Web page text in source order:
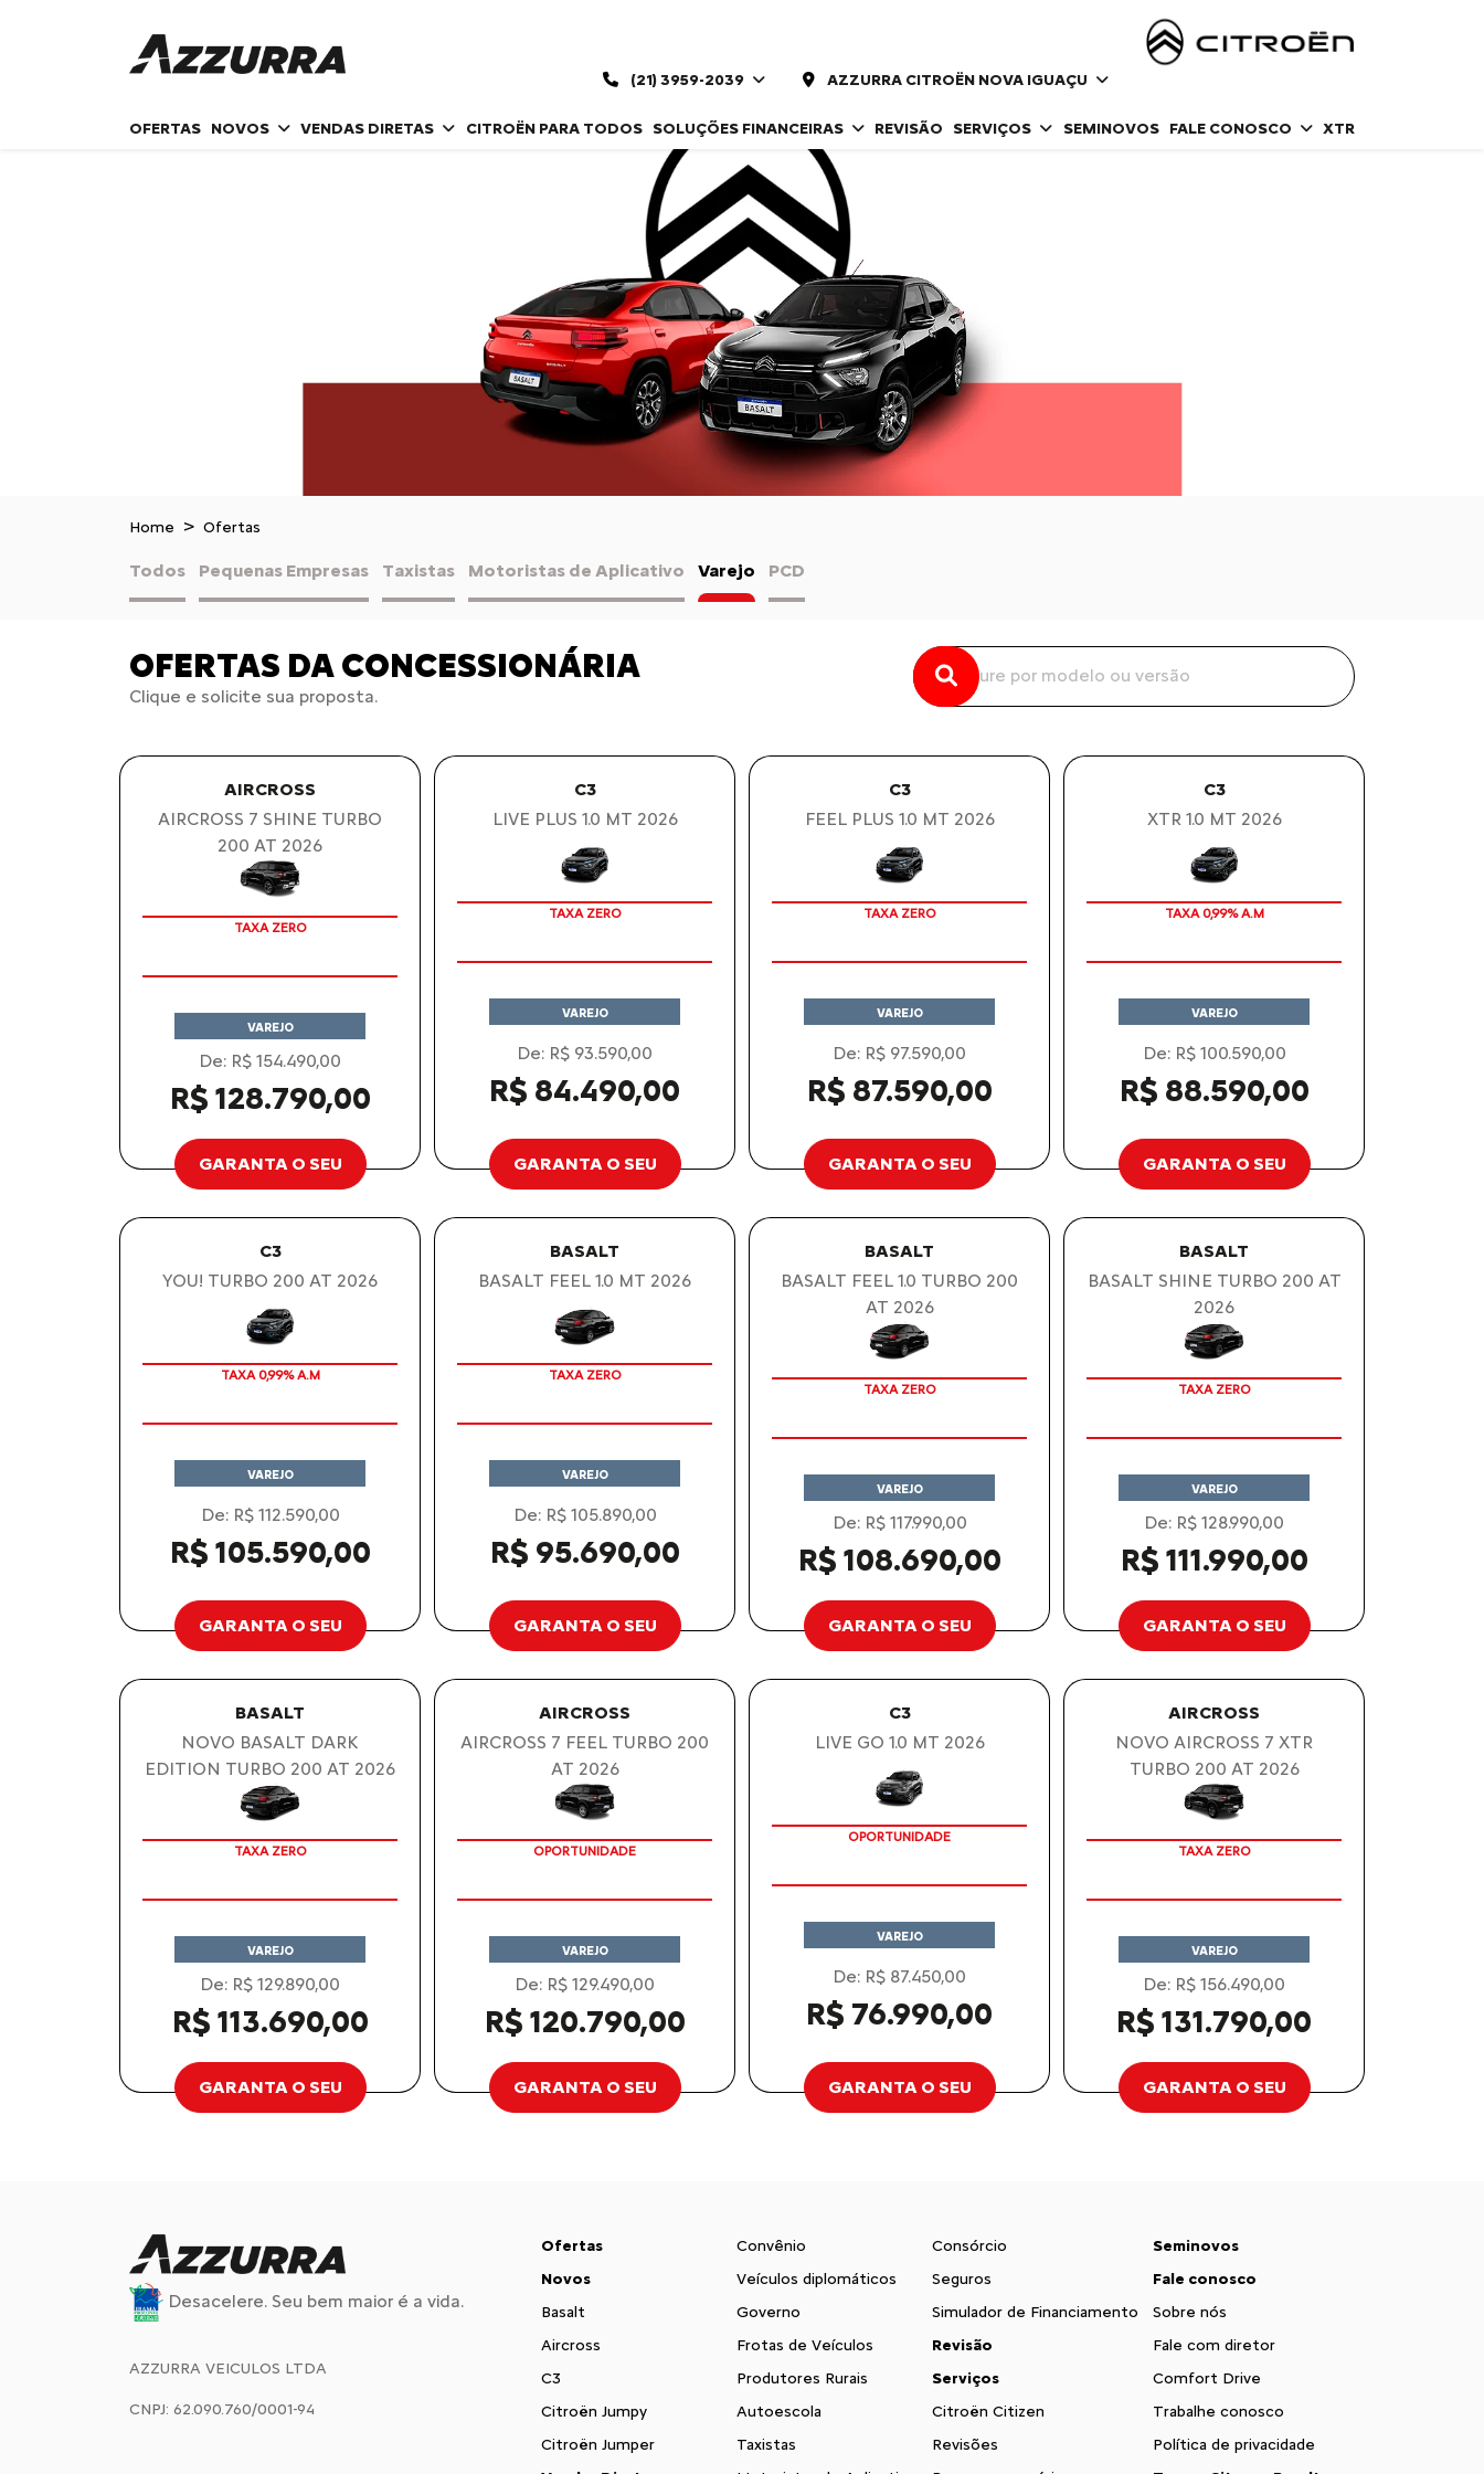
(21) 3959-2039 AZZURRA CITROËN NOVA IGUAÇU
OFERTAS NOVOS VENDAS DIRETAS CITROËN PARA TODOS SOLUÇÕES FINANCEIRAS REVISÃO SERVIÇOS SEMINOVOS FALE CONOSCO XTR
Home Ofertas
Todos Pequenas Empresas Taxistas Motoristas de Aplicativo Varejo PCD
OFERTAS DA CONCESSIONÁRIA
Clique e solicite sua proposta.
AIRCROSS
AIRCROSS 7 SHINE TURBO
200 AT 2026
TAXA ZERO
VAREJO
De: R$ 154.490,00
R$ 128.790,00
GARANTA O SEU
C3
LIVE PLUS 1.0 MT 2026
TAXA ZERO
VAREJO
De: R$ 93.590,00
R$ 84.490,00
GARANTA O SEU
C3
FEEL PLUS 1.0 MT 2026
TAXA ZERO
VAREJO
De: R$ 97.590,00
R$ 87.590,00
GARANTA O SEU
C3
XTR 1.0 MT 2026
TAXA 0,99% A.M
VAREJO
De: R$ 100.590,00
R$ 88.590,00
GARANTA O SEU
C3
YOU! TURBO 200 AT 2026
TAXA 0,99% A.M
VAREJO
De: R$ 112.590,00
R$ 105.590,00
GARANTA O SEU
BASALT
BASALT FEEL 1.0 MT 2026
TAXA ZERO
VAREJO
De: R$ 105.890,00
R$ 95.690,00
GARANTA O SEU
BASALT
BASALT FEEL 1.0 TURBO 200
AT 2026
TAXA ZERO
VAREJO
De: R$ 117.990,00
R$ 108.690,00
GARANTA O SEU
BASALT
BASALT SHINE TURBO 200 AT
2026
TAXA ZERO
VAREJO
De: R$ 128.990,00
R$ 111.990,00
GARANTA O SEU
BASALT
NOVO BASALT DARK
EDITION TURBO 200 AT 2026
TAXA ZERO
VAREJO
De: R$ 129.890,00
R$ 113.690,00
GARANTA O SEU
AIRCROSS
AIRCROSS 7 FEEL TURBO 200
AT 2026
OPORTUNIDADE
VAREJO
De: R$ 129.490,00
R$ 120.790,00
GARANTA O SEU
C3
LIVE GO 1.0 MT 2026
OPORTUNIDADE
VAREJO
De: R$ 87.450,00
R$ 76.990,00
GARANTA O SEU
AIRCROSS
NOVO AIRCROSS 7 XTR
TURBO 200 AT 2026
TAXA ZERO
VAREJO
De: R$ 156.490,00
R$ 131.790,00
GARANTA O SEU
Desacelere. Seu bem maior é a vida.
AZZURRA VEICULOS LTDA
CNPJ: 62.090.760/0001-94
Ofertas
Novos
Basalt
Aircross
C3
Citroën Jumpy
Citroën Jumper
Convênio
Veículos diplomáticos
Governo
Frotas de Veículos
Produtores Rurais
Autoescola
Taxistas
Consórcio
Seguros
Simulador de Financiamento
Revisão
Serviços
Citroën Citizen
Revisões
Seminovos
Fale conosco
Sobre nós
Fale com diretor
Comfort Drive
Trabalhe conosco
Política de privacidade